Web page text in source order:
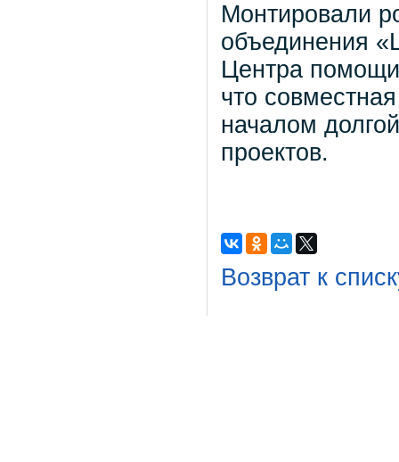
Монтировали
объединения
Центра
что
началом
проектов.
Возврат к